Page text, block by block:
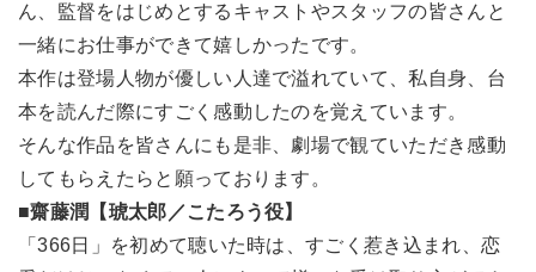
ん、監督をはじめとするキャストやスタッフの皆さんと
一緒にお仕事ができて嬉しかったです。
本作は登場人物が優しい人達で溢れていて、私自身、台
本を読んだ際にすごく感動したのを覚えています。
そんな作品を皆さんにも是非、劇場で観ていただき感動
してもらえたらと願っております。
■齋藤潤【琥太郎／こたろう役】
「366日」を初めて聴いた時は、すごく惹き込まれ、恋